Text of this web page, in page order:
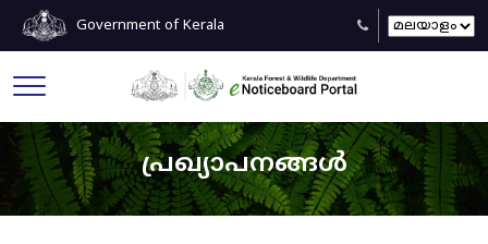
Government of Kerala
പ്രഖ്യാപനങ്ങൾ